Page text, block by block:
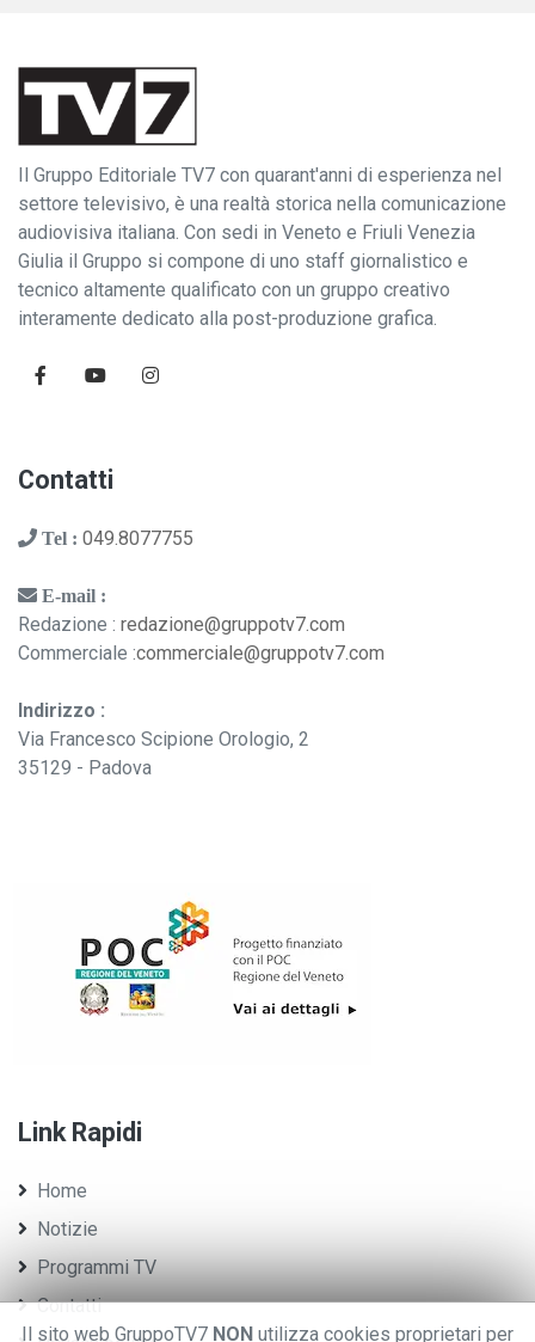
Il Gruppo Editoriale TV7 con quarant'anni di esperienza nel
settore televisivo, è una realtà storica nella comunicazione
audiovisiva italiana. Con sedi in Veneto e Friuli Venezia
Giulia il Gruppo si compone di uno staff giornalistico e
tecnico altamente qualificato con un gruppo creativo
interamente dedicato alla post-produzione grafica.
Contatti
Tel : 049.8077755
E-mail :
Redazione : redazione@gruppotv7.com
Commerciale :commerciale@gruppotv7.com
Indirizzo :
Via Francesco Scipione Orologio, 2
35129 - Padova
Link Rapidi
Home
Notizie
Programmi TV
Contatti
Il sito web GruppoTV7 NON utilizza cookies proprietari per